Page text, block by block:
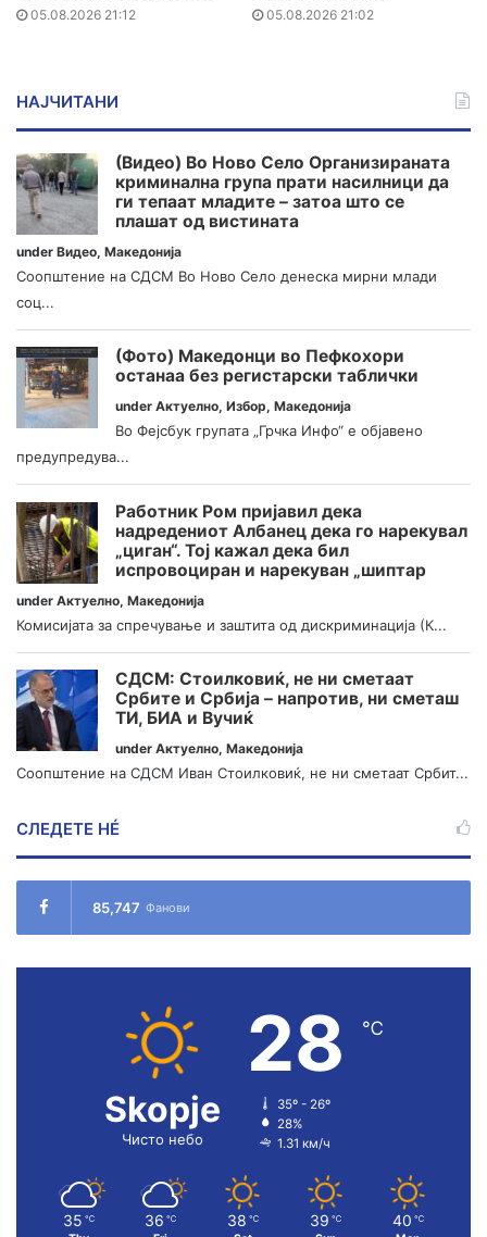
05.08.2026 21:12 05.08.2026 21:02
НАЈЧИТАНИ
(Видео) Во Ново Село Организираната
криминална група прати насилници да
ги тепаат младите – затоа што се
плашат од вистината
under Видео, Македонија
Соопштение на СДСМ Во Ново Село денеска мирни млади
соц...
(Фото) Македонци во Пефкохори
останаа без регистарски таблички
under Актуелно, Избор, Македонија
Во Фејсбук групата „Грчка Инфо“ е објавено
предупредува...
Работник Ром пријавил дека
надредениот Албанец дека го нарекувал
„циган“. Тој кажал дека бил
испровоциран и нарекуван „шиптар
under Актуелно, Македонија
Комисијата за спречување и заштита од дискриминација (К...
СДСМ: Стоилковиќ, не ни сметаат
Србите и Србија – напротив, ни сметаш
ТИ, БИА и Вучиќ
under Актуелно, Македонија
Соопштение на СДСМ Иван Стоилковиќ, не ни сметаат Србит...
СЛЕДЕТЕ НÉ
85,747 Фанови
Skopje
Чисто небо
28 ℃
35º - 26º
28%
1.31 км/ч
35 ℃ 36 ℃ 38 ℃ 39 ℃ 40 ℃